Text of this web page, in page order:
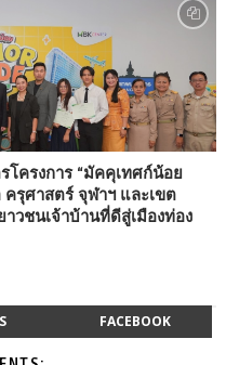
โครงการ “มัคคุเทศก์น้อย
ครุศาสตร์ จุฬาฯ และเขต
วชนเจ้าบ้านที่ดีสู่เมืองท่อง
FACEBOOK